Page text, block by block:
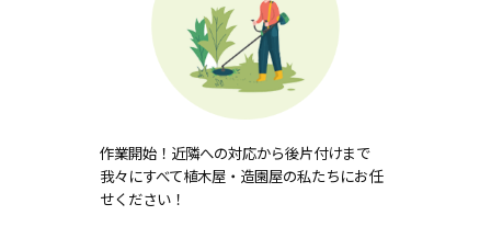
作業開始！近隣への対応から後片付けまで
我々にすべて植木屋・造園屋の私たちにお任
せください！